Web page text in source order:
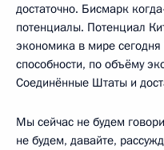
достаточно. Бисмарк
потенциалы. Потенциал
экономика в мире сегодня
способности, по объёму
Соединённые Штаты и
Мы сейчас не будем
не будем, давайте,